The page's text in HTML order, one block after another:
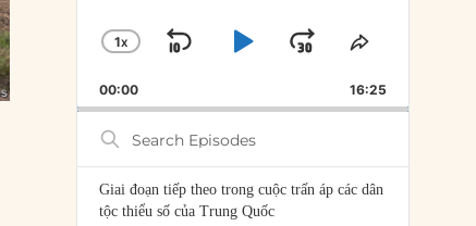
CHANGE
RATE
1X
SKIP
BACKWARD
PLAYJUMP
FORWARD
SHARE
EPISODE
00:00 16:25
Search
Episodes
Giai đoạn tiếp theo trong cuộc trấn áp các dân
tộc thiểu số của Trung Quốc